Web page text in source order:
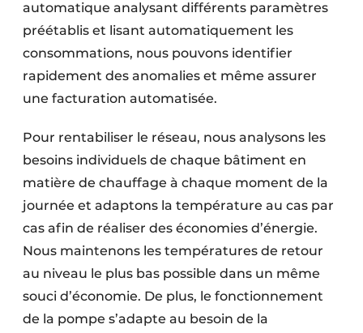
automatique analysant différents paramètres
préétablis et lisant automatiquement les
consommations, nous pouvons identifier
rapidement des anomalies et même assurer
une facturation automatisée.
Pour rentabiliser le réseau, nous analysons les
besoins individuels de chaque bâtiment en
matière de chauffage à chaque moment de la
journée et adaptons la température au cas par
cas afin de réaliser des économies d’énergie.
Nous maintenons les températures de retour
au niveau le plus bas possible dans un même
souci d’économie. De plus, le fonctionnement
de la pompe s’adapte au besoin de la